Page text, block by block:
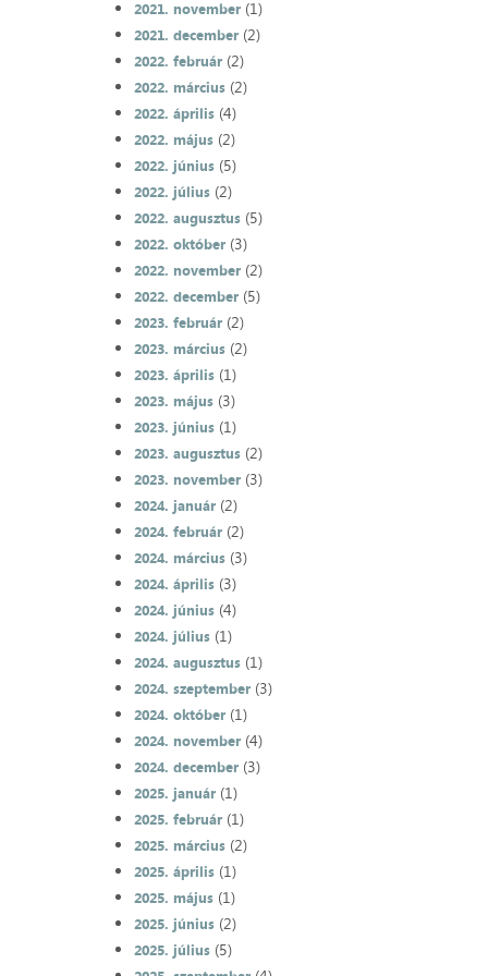
2021. november(1)
2021. december(2)
2022. február(2)
2022. március(2)
2022. április(4)
2022. május(2)
2022. június(5)
2022. július(2)
2022. augusztus(5)
2022. október(3)
2022. november(2)
2022. december(5)
2023. február(2)
2023. március(2)
2023. április(1)
2023. május(3)
2023. június(1)
2023. augusztus(2)
2023. november(3)
2024. január(2)
2024. február(2)
2024. március(3)
2024. április(3)
2024. június(4)
2024. július(1)
2024. augusztus(1)
2024. szeptember(3)
2024. október(1)
2024. november(4)
2024. december(3)
2025. január(1)
2025. február(1)
2025. március(2)
2025. április(1)
2025. május(1)
2025. június(2)
2025. július(5)